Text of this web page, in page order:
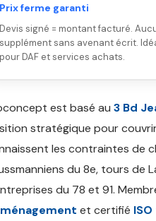
Prix ferme garanti
Devis signé = montant facturé.
supplément sans avenant écrit.
pour DAF et services achats.
est basé au 3 Bd
stratégique pour
les contraintes de
du 8e, tours de
du 78 et 91.
et certifié